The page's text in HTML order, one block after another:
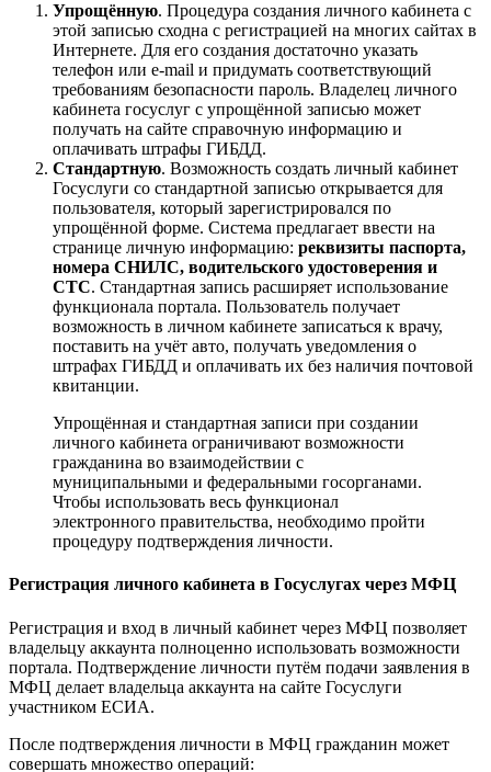
Упрощённую. Процедура создания личного кабинета с
этой записью сходна с регистрацией на многих сайтах в
Интернете. Для его создания достаточно указать
телефон или e-mail и придумать соответствующий
требованиям безопасности пароль. Владелец личного
кабинета госуслуг с упрощённой записью может
получать на сайте справочную информацию и
оплачивать штрафы ГИБДД.
Стандартную. Возможность создать личный кабинет
Госуслуги со стандартной записью открывается для
пользователя, который зарегистрировался по
упрощённой форме. Система предлагает ввести на
странице личную информацию: реквизиты паспорта,
номера СНИЛС, водительского удостоверения и
СТС. Стандартная запись расширяет использование
функционала портала. Пользователь получает
возможность в личном кабинете записаться к врачу,
поставить на учёт авто, получать уведомления о
штрафах ГИБДД и оплачивать их без наличия почтовой
квитанции.
Упрощённая и стандартная записи при создании
личного кабинета ограничивают возможности
гражданина во взаимодействии с
муниципальными и федеральными госорганами.
Чтобы использовать весь функционал
электронного правительства, необходимо пройти
процедуру подтверждения личности.
Регистрация личного кабинета в Госуслугах через МФЦ
Регистрация и вход в личный кабинет через МФЦ позволяет
владельцу аккаунта полноценно использовать возможности
портала. Подтверждение личности путём подачи заявления в
МФЦ делает владельца аккаунта на сайте Госуслуги
участником ЕСИА.
После подтверждения личности в МФЦ гражданин может
совершать множество операций: